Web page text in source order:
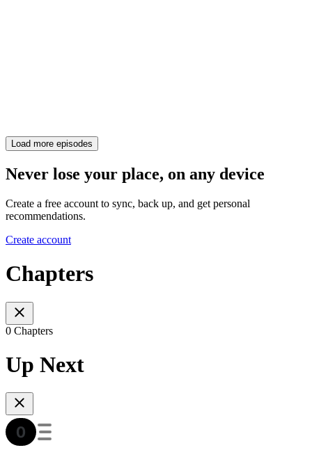
Load more episodes
Never lose your place, on any device
Create a free account to sync, back up, and get personal
recommendations.
Create account
Chapters
0 Chapters
Up Next